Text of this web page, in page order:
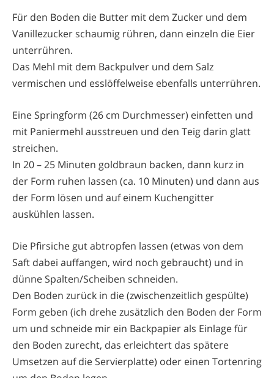
Für den Boden die Butter mit dem Zucker und dem
Vanillezucker schaumig rühren, dann einzeln die Eier
unterrühren.
Das Mehl mit dem Backpulver und dem Salz
vermischen und esslöffelweise ebenfalls unterrühren.
Eine Springform (26 cm Durchmesser) einfetten und
mit Paniermehl ausstreuen und den Teig darin glatt
streichen.
In 20 – 25 Minuten goldbraun backen, dann kurz in
der Form ruhen lassen (ca. 10 Minuten) und dann aus
der Form lösen und auf einem Kuchengitter
auskühlen lassen.
Die Pfirsiche gut abtropfen lassen (etwas von dem
Saft dabei auffangen, wird noch gebraucht) und in
dünne Spalten/Scheiben schneiden.
Den Boden zurück in die (zwischenzeitlich gespülte)
Form geben (ich drehe zusätzlich den Boden der Form
um und schneide mir ein Backpapier als Einlage für
den Boden zurecht, das erleichtert das spätere
Umsetzen auf die Servierplatte) oder einen Tortenring